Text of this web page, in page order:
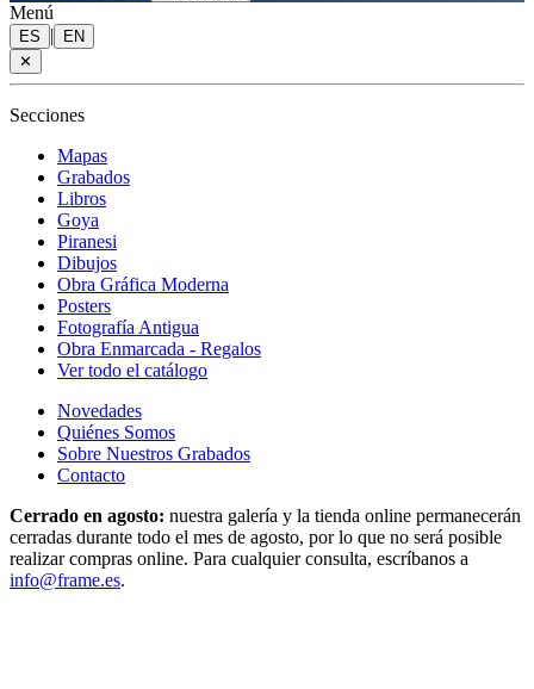
Menú
ES |
EN
✕
Secciones
Mapas
Grabados
Libros
Goya
Piranesi
Dibujos
Obra Gráfica Moderna
Posters
Fotografía Antigua
Obra Enmarcada - Regalos
Ver todo el catálogo
Novedades
Quiénes Somos
Sobre Nuestros Grabados
Contacto
Cerrado en agosto: nuestra galería y la tienda online permanecerán
cerradas durante todo el mes de agosto, por lo que no será posible
realizar compras online. Para cualquier consulta, escríbanos a
info@frame.es.